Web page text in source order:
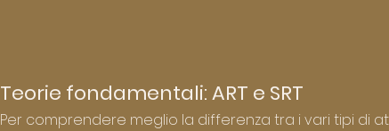
Teorie fondamentali: ART e SRT
Per comprendere meglio la differenza tra i vari tipi di